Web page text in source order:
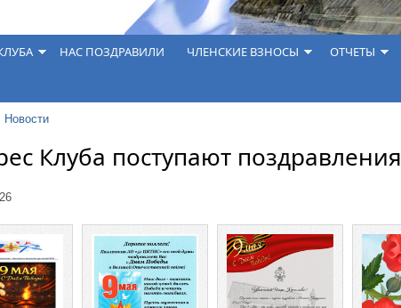
НАС ПОЗДРАВИЛИ ЧЛЕНСКИЕ ВЗНОСЫ ОТЧЕТЫ
Новости
Клуба поступают поздравления